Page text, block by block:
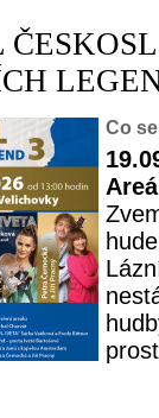
Co